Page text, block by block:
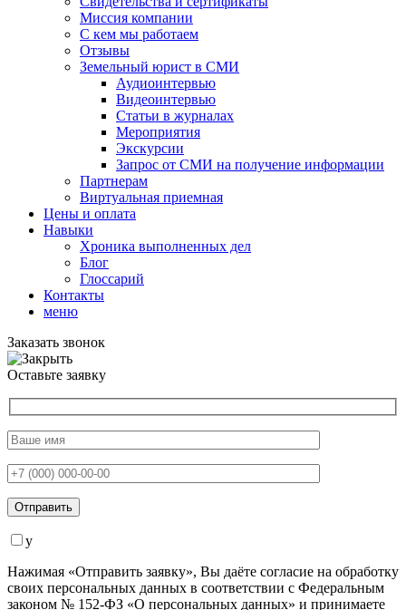
Миссия компании
С кем мы работаем
Отзывы
Земельный юрист в СМИ
Аудиоинтервью
Видеоинтервью
Статьи в журналах
Мероприятия
Экскурсии
Запрос от СМИ на получение информации
Партнерам
Виртуальная приемная
Цены и оплата
Навыки
Хроника выполненных дел
Блог
Глоссарий
Контакты
меню
Заказать звонок
Оставьте заявку
y
Нажимая «Отправить заявку», Вы даёте согласие на обработку
своих персональных данных в соответствии с Федеральным
законом № 152-ФЗ «О персональных данных» и принимаете